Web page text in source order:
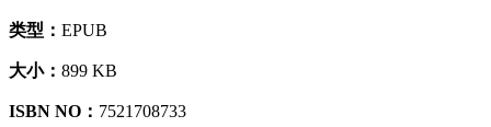
类型： EPUB
大小： 899 KB
ISBN NO： 7521708733